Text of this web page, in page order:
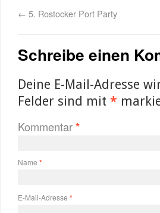
← 5. Rostocker Port Party
Schreibe einen
Deine E-Mail-Adresse
Felder sind mit *
Kommentar*
Name *
E-Mail-Adresse *